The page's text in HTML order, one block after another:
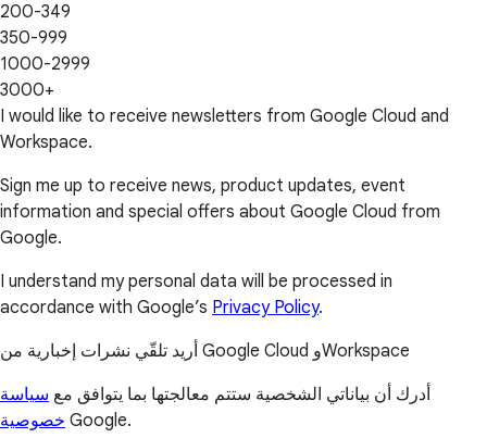
200-349
350-999
1000-2999
3000+
I would like to receive newsletters from Google Cloud and
Workspace.
Sign me up to receive news, product updates, event
information and special offers about Google Cloud from
Google.
I understand my personal data will be processed in
accordance with Google’s Privacy Policy.
أريد تلقّي نشرات إخبارية من Google Cloud وWorkspace
أدرك أن بياناتي الشخصية ستتم معالجتها بما يتوافق مع سياسة
خصوصية Google.